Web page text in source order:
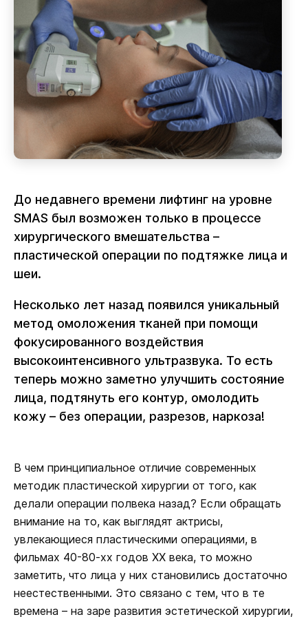
До недавнего времени лифтинг на уровне
SMAS был возможен только в процессе
хирургического вмешательства –
пластической операции по подтяжке лица и
шеи.
Несколько лет назад появился уникальный
метод омоложения тканей при помощи
фокусированного воздействия
высокоинтенсивного ультразвука. То есть
теперь можно заметно улучшить состояние
лица, подтянуть его контур, омолодить
кожу – без операции, разрезов, наркоза!
В чем принципиальное отличие современных
методик пластической хирургии от того, как
делали операции полвека назад? Если обращать
внимание на то, как выглядят актрисы,
увлекающиеся пластическими операциями, в
фильмах 40-80-хх годов XX века, то можно
заметить, что лица у них становились достаточно
неестественными. Это связано с тем, что в те
времена – на заре развития эстетической хирургии,